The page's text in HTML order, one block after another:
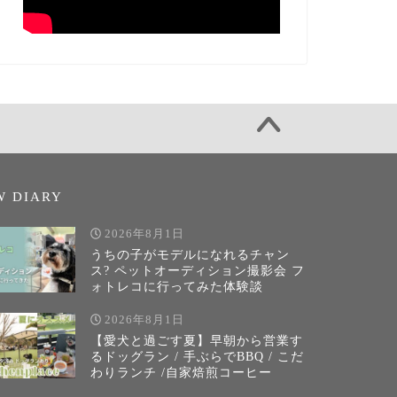
DIARY
2026年8月1日
うちの子がモデルになれるチャン
ス? ペットオーディション撮影会 フ
ォトレコに行ってみた体験談
2026年8月1日
【愛犬と過ごす夏】早朝から営業す
るドッグラン / 手ぶらでBBQ / こだ
わりランチ /自家焙煎コーヒー